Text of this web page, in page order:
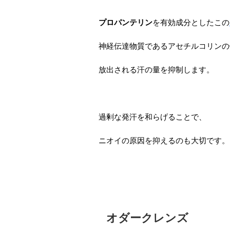
プロパンテリンを有効成分としたこの
神経伝達物質であるアセチルコリンの
放出される汗の量を抑制します。
過剰な発汗を和らげることで、
ニオイの原因を抑えるのも大切です。
オダークレンズ